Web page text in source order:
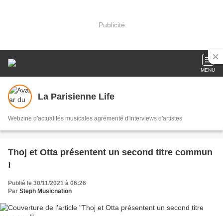
Publicité
MENU
La Parisienne Life
Webzine d'actualités musicales agrémenté d'interviews d'artistes
Thoj et Otta présentent un second titre commun
!
Publié le 30/11/2021 à 06:26
Par Steph Musicnation